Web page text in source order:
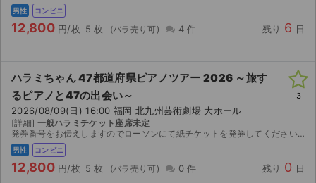
男性 コンビニ
12,800 円/枚 5 枚 4 件 残り 6 日
ハラミちゃん 47都道府県ピアノツアー 2026 ～旅す
るピアノと47の出会い～
2026/08/09(日) 16:00 福岡 北九州芸術劇場 大ホール
[詳細] 一般ハラミチケット座席未定
発券番号をお伝えしますのでローソンにて紙チケットを発券してください。
男性 コンビニ
12,800 円/枚 5 枚 0 件 残り 0 日
3